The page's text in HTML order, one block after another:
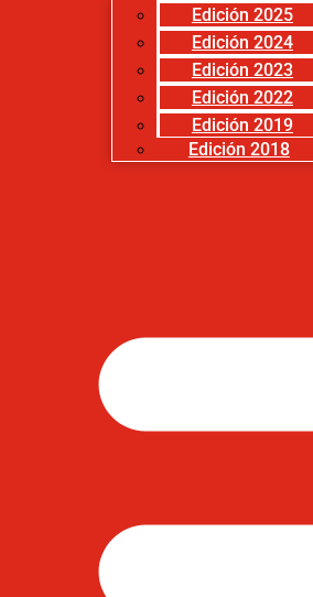
Edición 2025
Edición 2024
Edición 2023
Edición 2022
Edición 2019
Edición 2018